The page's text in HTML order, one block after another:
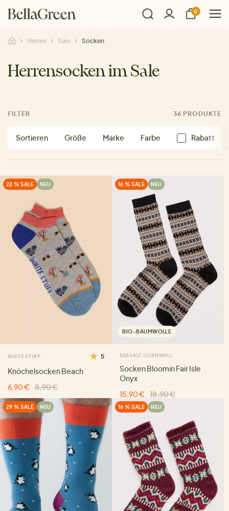
0
Herren Sale Socken
Herrensocken im Sale
FILTER 36 PRODUKTE
Sortieren Größe Marke Farbe Rabatt
22 % SALE NEU
WHITE STUFF 5
Knöchelsocken Beach
6,90 €
8,90 €
16 % SALE NEU
BIO-BAUMWOLLE
SEASALT CORNWALL
Socken Bloomin Fair Isle
Onyx
15,90 €
18,90 €
29 % SALE NEU 16 % SALE NEU